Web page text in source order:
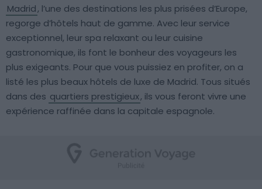
Madrid, l’une des destinations les plus prisées d’Europe,
regorge d’hôtels haut de gamme. Avec leur service
exceptionnel, leur spa relaxant ou leur cuisine
gastronomique, ils font le bonheur des voyageurs les
plus exigeants. Pour que vous puissiez en profiter, on a
listé les plus beaux hôtels de luxe de Madrid. Tous situés
dans des quartiers prestigieux, ils vous feront vivre une
expérience raffinée dans la capitale espagnole.